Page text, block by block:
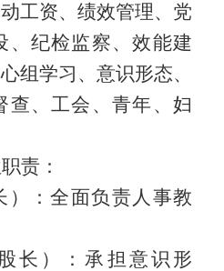
工资、绩效管理、党
、纪检监察、效能建
组学习、意识形态、
查、工会、青年、妇
责：
）：全面负责人事教
长）：承担意识形